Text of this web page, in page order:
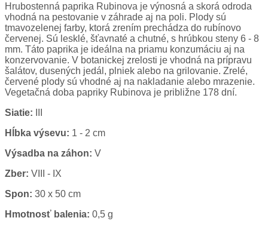
Hrubostenná paprika Rubinova je výnosná a skorá odroda
vhodná na pestovanie v záhrade aj na poli. Plody sú
tmavozelenej farby, ktorá zrením prechádza do rubínovo
červenej. Sú lesklé, šťavnaté a chutné, s hrúbkou steny 6 - 8
mm. Táto paprika je ideálna na priamu konzumáciu aj na
konzervovanie. V botanickej zrelosti je vhodná na prípravu
šalátov, dusených jedál, plniek alebo na grilovanie. Zrelé,
červené plody sú vhodné aj na nakladanie alebo mrazenie.
Vegetačná doba papriky Rubinova je približne 178 dní.
Siatie:
Hĺbka výsevu: 1 - 2 cm
Výsadba na záhon: V
Zber: VIII - IX
Spon: 30 x 50 cm
Hmotnosť balenia: 0,5 g